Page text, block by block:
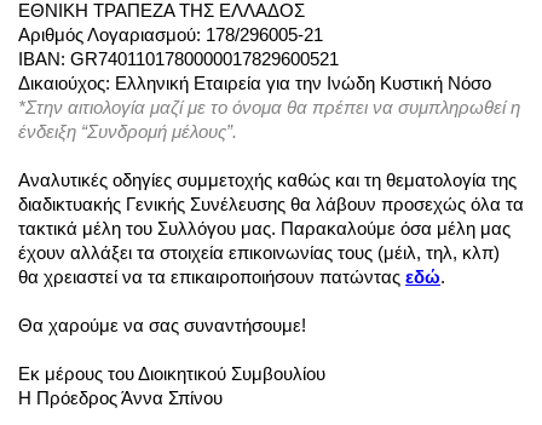
ΕΘΝΙΚΗ ΤΡΑΠΕΖΑ ΤΗΣ ΕΛΛΑΔΟΣ
Αριθμός Λογαριασμού: 178/296005-21
IBAN: GR7401101780000017829600521
Δικαιούχος: Ελληνική Εταιρεία για την Ινώδη Κυστική Νόσο
*Στην αιτιολογία μαζί με το όνομα θα πρέπει να συμπληρωθεί η
ένδειξη “Συνδρομή μέλους”.
Αναλυτικές οδηγίες συμμετοχής καθώς και τη θεματολογία της
διαδικτυακής Γενικής Συνέλευσης θα λάβουν προσεχώς όλα τα
τακτικά μέλη του Συλλόγου μας. Παρακαλούμε όσα μέλη μας
έχουν αλλάξει τα στοιχεία επικοινωνίας τους (μέιλ, τηλ, κλπ)
θα χρειαστεί να τα επικαιροποιήσουν πατώντας εδώ.
Θα χαρούμε να σας συναντήσουμε!
Εκ μέρους του Διοικητικού Συμβουλίου
Η Πρόεδρος Άννα Σπίνου